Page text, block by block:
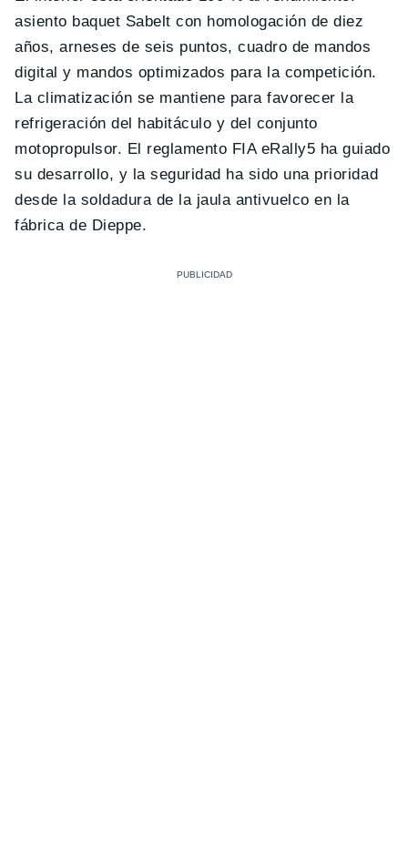
asiento baquet Sabelt con homologación de diez
años, arneses de seis puntos, cuadro de mandos
digital y mandos optimizados para la competición.
La climatización se mantiene para favorecer la
refrigeración del habitáculo y del conjunto
motopropulsor. El reglamento FIA eRally5 ha guiado
su desarrollo, y la seguridad ha sido una prioridad
desde la soldadura de la jaula antivuelco en la
fábrica de Dieppe.